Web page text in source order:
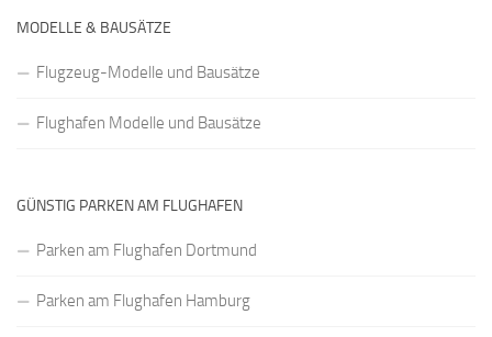
MODELLE & BAUSÄTZE
Flugzeug-Modelle und Bausätze
Flughafen Modelle und Bausätze
GÜNSTIG PARKEN AM FLUGHAFEN
Parken am Flughafen Dortmund
Parken am Flughafen Hamburg